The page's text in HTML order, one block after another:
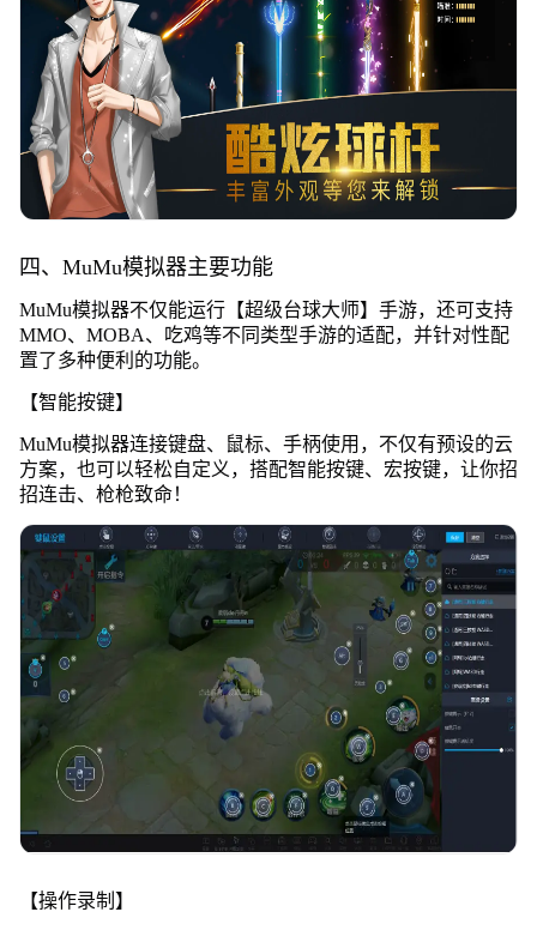
四、MuMu模拟器主要功能
MuMu模拟器不仅能运行【超级台球大师】手游，还可支持
MMO、MOBA、吃鸡等不同类型手游的适配，并针对性配
置了多种便利的功能。
【智能按键】
MuMu模拟器连接键盘、鼠标、手柄使用，不仅有预设的云
方案，也可以轻松自定义，搭配智能按键、宏按键，让你招
招连击、枪枪致命！
【操作录制】